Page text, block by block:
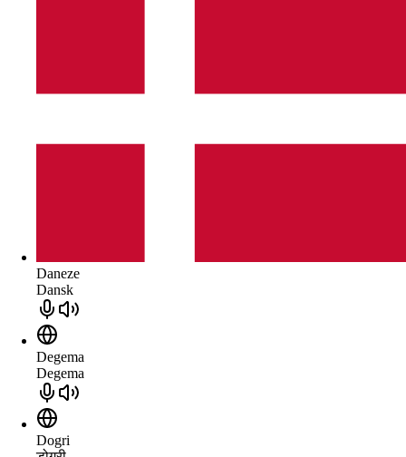
Daneze
Dansk
Degema
Degema
Dogri